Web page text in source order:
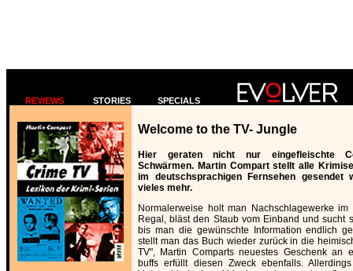
REVIEWS STORIES SPECIALS
Welcome to the TV- Jungle
Hier geraten nicht nur eingefleischte
Schwärmen. Martin Compart stellt alle
im deutschsprachigen Fernsehen gesendet
vieles mehr.
Normalerweise holt man Nachschlagewerke
Regal, bläst den Staub vom Einband und sucht
bis man die gewünschte Information endlich
stellt man das Buch wieder zurück in die
TV", Martin Comparts neuestes Geschenk an
buffs erfüllt diesen Zweck ebenfalls.